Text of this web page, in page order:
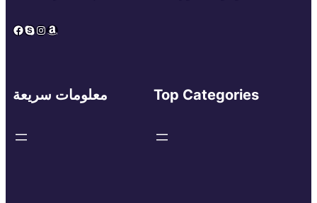
Facebook
Skype
Instagram
Amazon
معلومات سريعة Top Categories